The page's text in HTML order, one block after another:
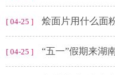
[ 04-25 ] 烩面片用什么面
[ 04-25 ] “五一”假期来湖南